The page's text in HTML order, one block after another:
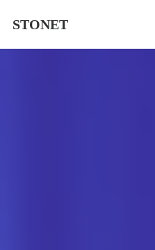
STONET